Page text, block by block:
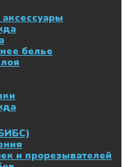
белье
и прорезывателей